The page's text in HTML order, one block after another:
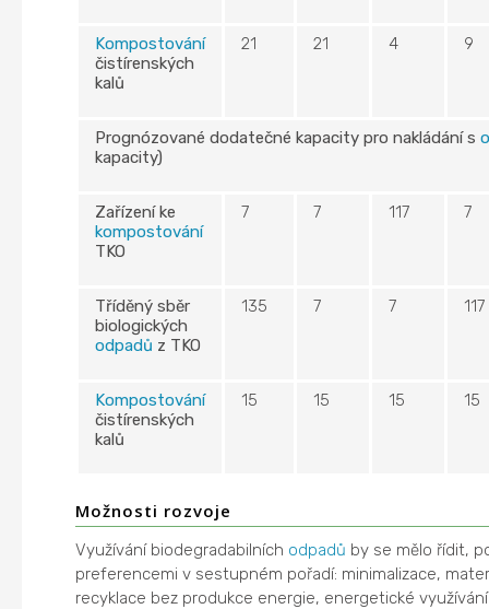
Kompostování
čistírenských
kalů
21 21 4 9
Prognózované dodatečné kapacity pro nakládání s
kapacity)
Zařízení ke
kompostování
TKO
7 7 117 7
Tříděný sběr
biologických
odpadů z TKO
135 7 7 117
Kompostování
čistírenských
kalů
15 15 15 15
Možnosti rozvoje
Využívání biodegradabilních odpadů by se mělo řídit,
preferencemi v sestupném pořadí: minimalizace,
recyklace bez produkce energie, energetické